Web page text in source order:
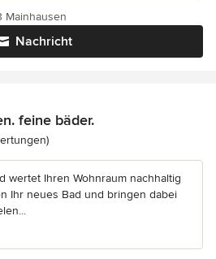
Nachricht
Mainhausen
feine bäder.
4.9 von 5 Sternen
wertet Ihren Wohnraum nachhaltig
Ihr neues Bad und bringen dabei